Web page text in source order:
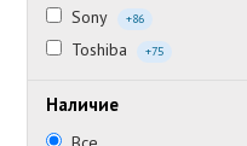
Sony +86
Toshiba +75
Наличие